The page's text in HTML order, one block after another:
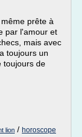
prête à
par l'amour et
mais avec
toujours un
toujours de
lion / horoscope